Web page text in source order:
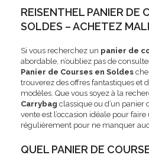
REISENTHEL PANIER DE
SOLDES – ACHETEZ
Si vous recherchez un panier de
abordable, n’oubliez pas de
Panier de Courses en Soldes
trouverez des offres fantastiques et
modèles. Que vous soyez à la
Carrybag classique ou d’un panier
vente est l’occasion idéale pour
régulièrement pour ne manquer
QUEL PANIER DE